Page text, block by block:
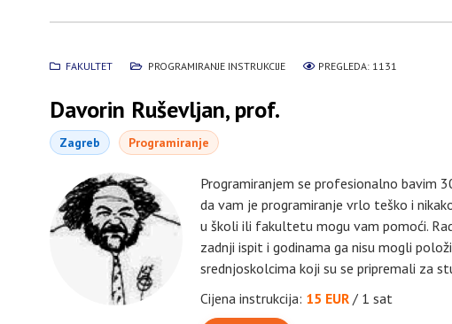
FAKULTET PROGRAMIRANJE INSTRUKCIJE PREGLEDA: 1131
Davorin Ruševljan, prof.
Zagreb Programiranje
Programiranjem se profesionalno bavim
da vam je programiranje vrlo teško i
u školi ili fakultetu mogu vam pomoći.
zadnji ispit i godinama ga nisu mogli
srednjoskolcima koji su se pripremali za
Cijena instrukcija: 15 EUR / 1 sat